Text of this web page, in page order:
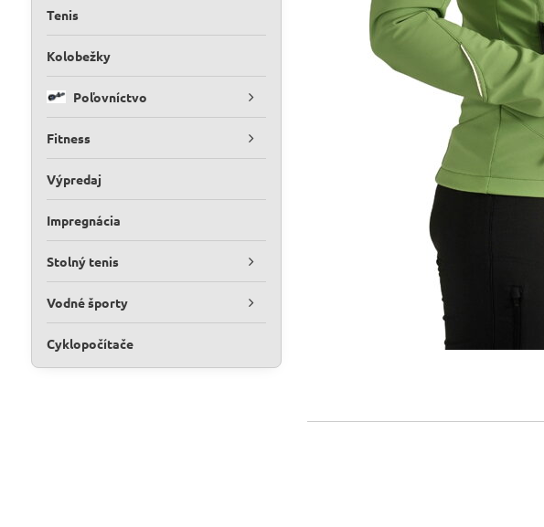
Tenis
Kolobežky
Poľovníctvo
Fitness
Výpredaj
Impregnácia
Stolný tenis
Vodné športy
Cyklopočítače